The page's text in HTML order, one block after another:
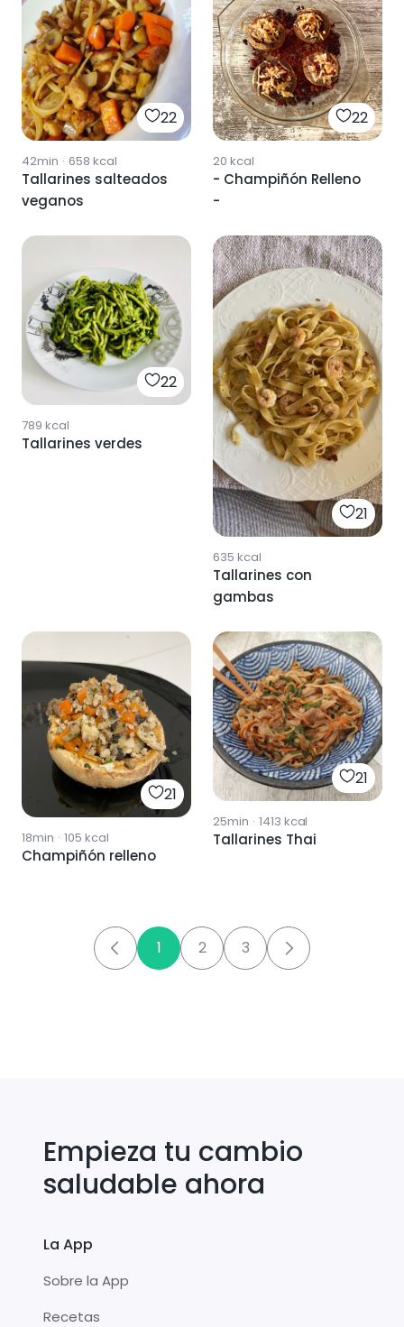
22
42min · 658 kcal
Tallarines salteados
veganos
22
20 kcal
- Champiñón Relleno
-
22
789 kcal
Tallarines verdes
21
635 kcal
Tallarines con
gambas
21
18min · 105 kcal
Champiñón relleno
21
25min · 1413 kcal
Tallarines Thai
1 2 3
Empieza tu cambio
saludable ahora
La App
Sobre la App
Recetas